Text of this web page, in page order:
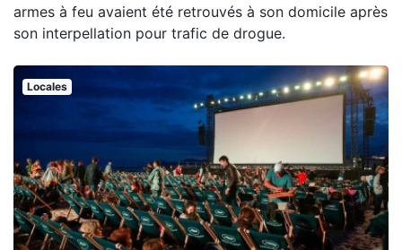
armes à feu avaient été retrouvés à son domicile après
son interpellation pour trafic de drogue.
Locales